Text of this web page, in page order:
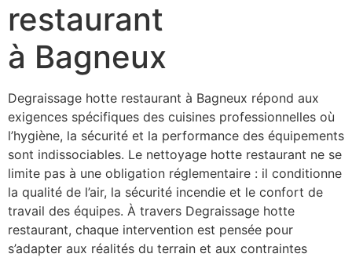
restaurant
à Bagneux
Degraissage hotte restaurant à Bagneux répond aux
exigences spécifiques des cuisines professionnelles où
l’hygiène, la sécurité et la performance des équipements
sont indissociables. Le nettoyage hotte restaurant ne se
limite pas à une obligation réglementaire : il conditionne
la qualité de l’air, la sécurité incendie et le confort de
travail des équipes. À travers Degraissage hotte
restaurant, chaque intervention est pensée pour
s’adapter aux réalités du terrain et aux contraintes